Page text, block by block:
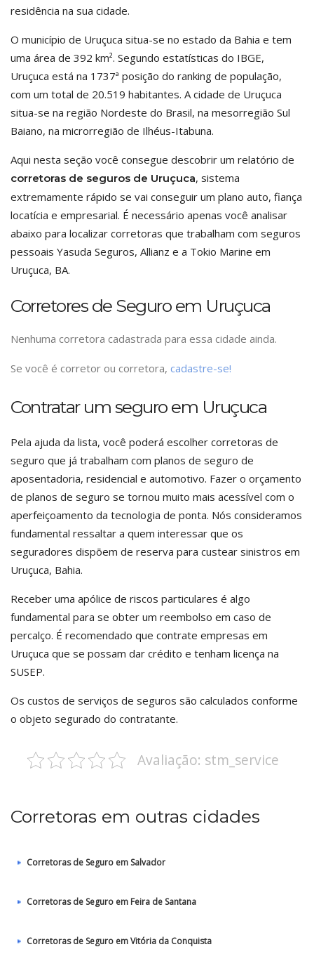
residência na sua cidade.
O município de Uruçuca situa-se no estado da Bahia e tem
uma área de 392 km². Segundo estatísticas do IBGE,
Uruçuca está na 1737ª posição do ranking de população,
com um total de 20.519 habitantes. A cidade de Uruçuca
situa-se na região Nordeste do Brasil, na mesorregião Sul
Baiano, na microrregião de Ilhéus-Itabuna.
Aqui nesta seção você consegue descobrir um relatório de
corretoras de seguros de Uruçuca, sistema
extremamente rápido se vai conseguir um plano auto, fiança
locatícia e empresarial. É necessário apenas você analisar
abaixo para localizar corretoras que trabalham com seguros
pessoais Yasuda Seguros, Allianz e a Tokio Marine em
Uruçuca, BA.
Corretores de Seguro em Uruçuca
Nenhuma corretora cadastrada para essa cidade ainda.
Se você é corretor ou corretora, cadastre-se!
Contratar um seguro em Uruçuca
Pela ajuda da lista, você poderá escolher corretoras de
seguro que já trabalham com planos de seguro de
aposentadoria, residencial e automotivo. Fazer o orçamento
de planos de seguro se tornou muito mais acessível com o
aperfeiçoamento da tecnologia de ponta. Nós consideramos
fundamental ressaltar a quem interessar que os
seguradores dispõem de reserva para custear sinistros em
Uruçuca, Bahia.
Receber uma apólice de riscos particulares é algo
fundamental para se obter um reembolso em caso de
percalço. É recomendado que contrate empresas em
Uruçuca que se possam dar crédito e tenham licença na
SUSEP.
Os custos de serviços de seguros são calculados conforme
o objeto segurado do contratante.
Avaliação: stm_service
Corretoras em outras cidades
Corretoras de Seguro em Salvador
Corretoras de Seguro em Feira de Santana
Corretoras de Seguro em Vitória da Conquista